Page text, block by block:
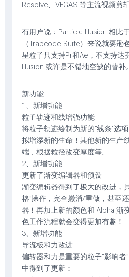
Resolve、VEGAS 等主流视频剪
有用户说：Particle Illusion 相比
（Trapcode Suite）来说就要逊
星粒子只支持Pr和Ae，不支持达
Illusion 或许是不错地空缺的替补。
新功能
1、新增功能
粒子轨迹和线增强功能
将粒子轨迹绘制为新的“线条”选
拟增添新的生命！其他新的生产
端，根据粒径改变厚度等。
2、新增功能
更新了渐变编辑器和预设
渐变编辑器得到了极大的改进，
格”操作，完全撤消/重做，甚至
器！再加上新的颜色和 Alpha 渐
色工作流程就会变得更加有趣！
3、新增功能
导流板和力改进
偏转器和力是重要的粒子“影响者
中得到了更新：